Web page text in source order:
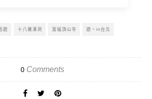
遊 十八羅漢洞 富福頂山寺 遊。in台北
0Comments